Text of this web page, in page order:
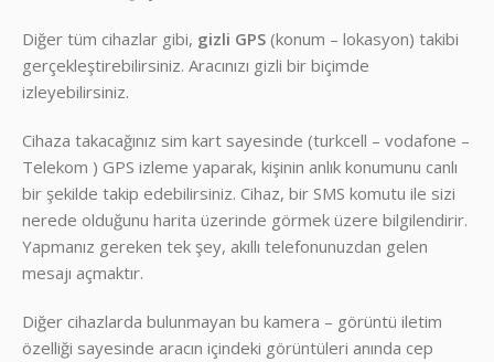
Diğer tüm cihazlar gibi, gizli GPS (konum – lokasyon) takibi
gerçekleştirebilirsiniz. Aracınızı gizli bir biçimde
izleyebilirsiniz.
Cihaza takacağınız sim kart sayesinde (turkcell – vodafone –
Telekom ) GPS izleme yaparak, kişinin anlık konumunu canlı
bir şekilde takip edebilirsiniz. Cihaz, bir SMS komutu ile sizi
nerede olduğunu harita üzerinde görmek üzere bilgilendirir.
Yapmanız gereken tek şey, akıllı telefonunuzdan gelen
mesajı açmaktır.
Diğer cihazlarda bulunmayan bu kamera – görüntü iletim
özelliği sayesinde aracın içindeki görüntüleri anında cep